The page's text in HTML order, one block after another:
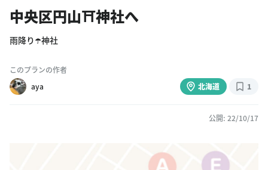
中央区円山⛩神社へ
雨降り☂️神社
このプランの作者
aya
北海道 1
公開: 22/10/17